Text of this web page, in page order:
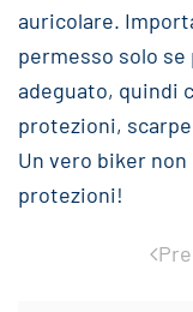
auricolare.
permesso solo
adeguato, quindi
protezioni,
Un vero biker
protezioni!